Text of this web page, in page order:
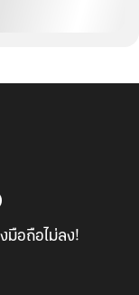
มือถือไม่ลง!